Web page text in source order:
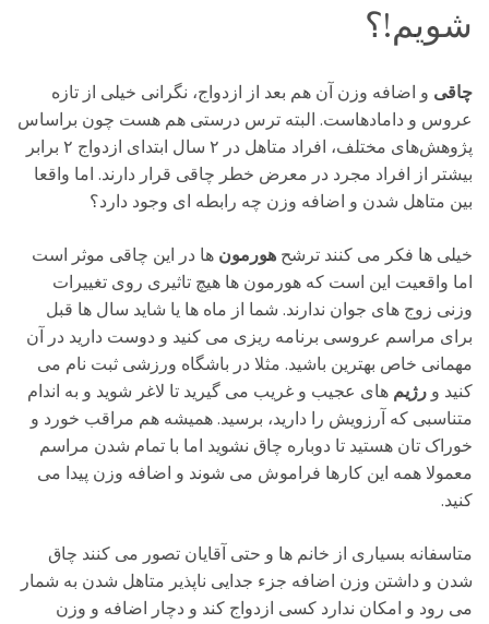
شویم!؟
چاقی و اضافه وزن آن هم بعد از ازدواج، نگرانی خیلی از تازه
عروس و دامادهاست. البته ترس درستی هم هست چون براساس
پژوهش‌های مختلف، افراد متاهل در ۲ سال ابتدای ازدواج ۲ برابر
بیشتر از افراد مجرد در معرض خطر چاقی قرار دارند. اما واقعا
بین متاهل شدن و اضافه وزن چه رابطه ای وجود دارد؟
خیلی ها فکر می کنند ترشح هورمون ها در این چاقی موثر است
اما واقعیت این است که هورمون ها هیچ تاثیری روی تغییرات
وزنی زوج های جوان ندارند. شما از ماه ها یا شاید سال ها قبل
برای مراسم عروسی برنامه ریزی می کنید و دوست دارید در آن
مهمانی خاص بهترین باشید. مثلا در باشگاه ورزشی ثبت نام می
کنید و رژیم های عجیب و غریب می گیرید تا لاغر شوید و به اندام
متناسبی که آرزویش را دارید، برسید. همیشه هم مراقب خورد و
خوراک تان هستید تا دوباره چاق نشوید اما با تمام شدن مراسم
معمولا همه این کارها فراموش می شوند و اضافه وزن پیدا می
کنید.
متاسفانه بسیاری از خانم ها و حتی آقایان تصور می کنند چاق
شدن و داشتن وزن اضافه جزء جدایی ناپذیر متاهل شدن به شمار
می رود و امکان ندارد کسی ازدواج کند و دچار اضافه و وزن